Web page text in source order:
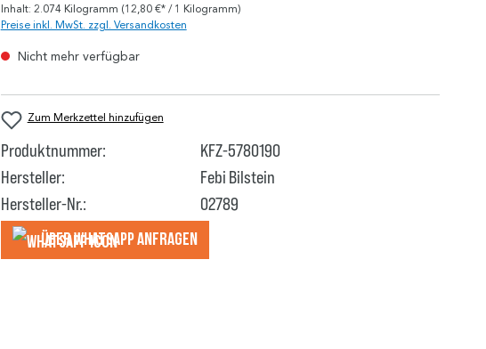
Inhalt: 2.074 Kilogramm (12,80 €* / 1 Kilogramm)
Preise inkl. MwSt. zzgl. Versandkosten
Nicht mehr verfügbar
Zum Merkzettel hinzufügen
Produktnummer:
KFZ-5780190
Hersteller:
Febi Bilstein
Hersteller-Nr.:
02789
Über WhatsApp anfragеn